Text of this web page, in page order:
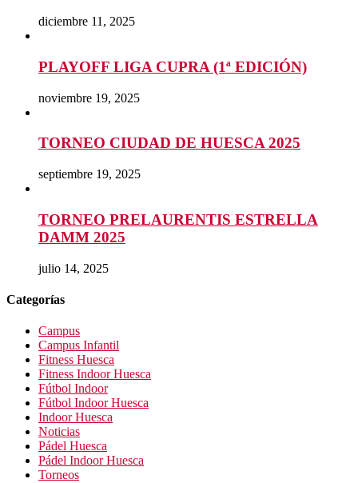
diciembre 11, 2025
PLAYOFF LIGA CUPRA (1ª EDICIÓN)
noviembre 19, 2025
TORNEO CIUDAD DE HUESCA 2025
septiembre 19, 2025
TORNEO PRELAURENTIS ESTRELLA
DAMM 2025
julio 14, 2025
Categorías
Campus
Campus Infantil
Fitness Huesca
Fitness Indoor Huesca
Fútbol Indoor
Fútbol Indoor Huesca
Indoor Huesca
Noticias
Pádel Huesca
Pádel Indoor Huesca
Torneos